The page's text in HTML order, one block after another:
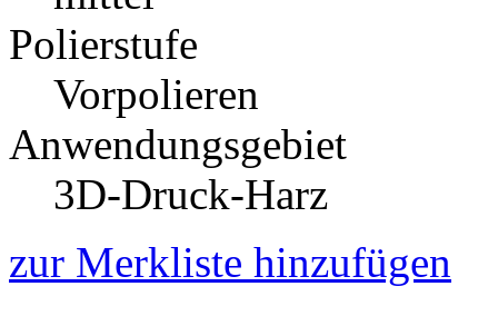
Polierstufe
Vorpolieren
Anwendungsgebiet
3D-Druck-Harz
zur Merkliste hinzufügen